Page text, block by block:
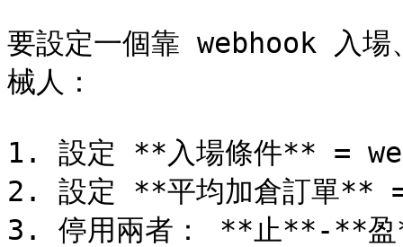
要設定一個靠 webhook 入
械人：
1. 設定 **入場條件** =
2. 設定 **平均加倉訂單** =
3. 停用兩者： **止**-**